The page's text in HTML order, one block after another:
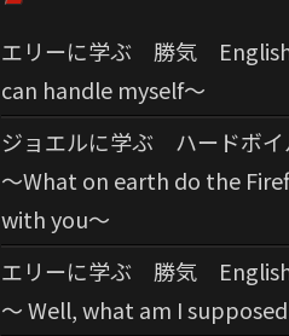
エリーに学ぶ 勝気
can handle myself〜
ジョエルに学ぶ ハードボ
〜What on earth do the
with you〜
エリーに学ぶ 勝気
〜 Well, what am I